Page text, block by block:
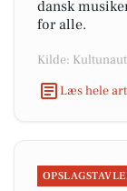
dansk
for alle.
Kilde: Kultunaut
Læs hele